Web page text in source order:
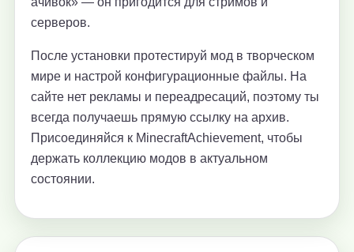
серверов.
После установки протестируй мод в творческом
мире и настрой конфигурационные файлы. На
сайте нет рекламы и переадресаций, поэтому ты
всегда получаешь прямую ссылку на архив.
Присоединяйся к MinecraftAchievement, чтобы
держать коллекцию модов в актуальном
состоянии.